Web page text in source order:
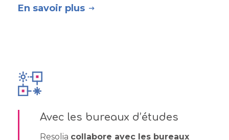
En savoir plus
Avec les bureaux d’études
Resolia collabore avec les bureaux